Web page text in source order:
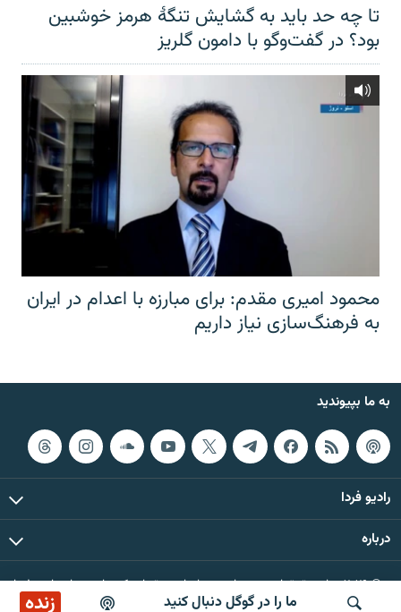
ما را در گوگل دنبال کنید زنده
تا چه حد باید به گشایش تنگهٔ هرمز خوشبین
بود؟ در گفت‌وگو با دامون گلریز
محمود امیری مقدم: برای مبارزه با اعدام در ایران
به فرهنگ‌سازی نیاز داریم
به ما بپیوندید
رادیو فردا
درباره
© ۲۰۲۶ تمام حقوق این وب‌سایت، بر اساس مقررات کپی‌رایت، برای رادیو فردا
محفوظ است.